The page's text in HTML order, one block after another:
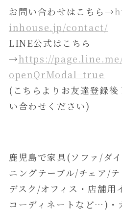
お問い合わせはこちら→
inhouse.jp/contact/
LINE公式はこちら
→https://
openQrModal=true
(こちらよりお友達登録
い合わせください)
鹿児島で家具(ソファ/ダ
ニングテーブル/チェア/
デスク/オフィス・店舗用
コーディネートなど…)・